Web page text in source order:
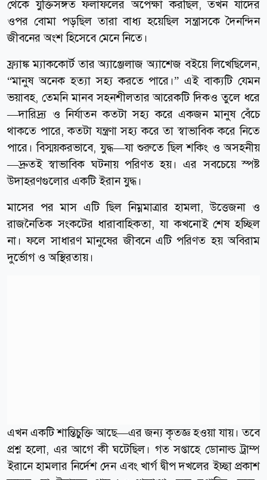
থেকে যুক্তিসঙ্গত ফলাফলের অপেক্ষা করছিল, তখন যাদের
ওপর বোমা পড়ছিল তারা বাধ্য হয়েছিল সন্ত্রাসকে দৈনন্দিন
জীবনের অংশ হিসেবে মেনে নিতে।
ফ্র্যাঙ্ক ম্যাককোর্ট তার অ্যাঞ্জেলাজ অ্যাশেজ বইয়ে লিখেছিলেন,
“মানুষ অনেক হত্যা সহ্য করতে পারে।” এই বাক্যটি যেমন
ভয়াবহ, তেমনি মানব সহনশীলতার আরেকটি দিকও তুলে ধরে
—দারিদ্র্য ও নির্যাতন কতটা সহ্য করে একজন মানুষ বেঁচে
থাকতে পারে, কতটা যন্ত্রণা সহ্য করে তা স্বাভাবিক করে নিতে
পারে। বিস্ময়করভাবে, যুদ্ধ—যা শুরুতে ছিল শকিং ও অসহনীয়
—দ্রুতই স্বাভাবিক ঘটনায় পরিণত হয়। এর সবচেয়ে স্পষ্ট
উদাহরণগুলোর একটি ইরান যুদ্ধ।
মাসের পর মাস এটি ছিল নিম্নমাত্রার হামলা, উত্তেজনা ও
রাজনৈতিক সংকটের ধারাবাহিকতা, যা কখনোই শেষ হচ্ছিল
না। ফলে সাধারণ মানুষের জীবনে এটি পরিণত হয় অবিরাম
দুর্ভোগ ও অস্থিরতায়।
এখন একটি শান্তিচুক্তি আছে—এর জন্য কৃতজ্ঞ হওয়া যায়। তবে
প্রশ্ন হলো, এর আগে কী ঘটেছিল। গত সপ্তাহে ডোনাল্ড ট্রাম্প
ইরানে হামলার নির্দেশ দেন এবং খার্গ দ্বীপ দখলের ইচ্ছা প্রকাশ